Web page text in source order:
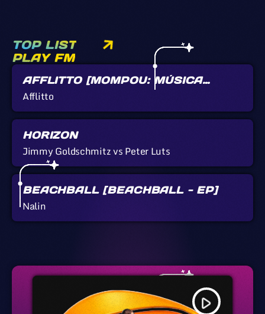
TOP LIST
PLAY FM
AFFLITTO [MOMPOU: MÚSICA
CALLADA]
Afflitto
HORIZON
Jimmy Goldschmitz vs Peter Luts
BEACHBALL [BEACHBALL - EP]
Nalin
play_arrow